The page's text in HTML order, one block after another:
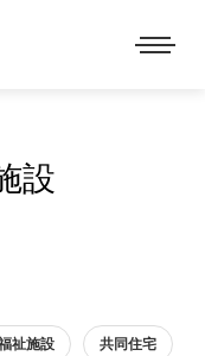
設
祉施設 共同住宅